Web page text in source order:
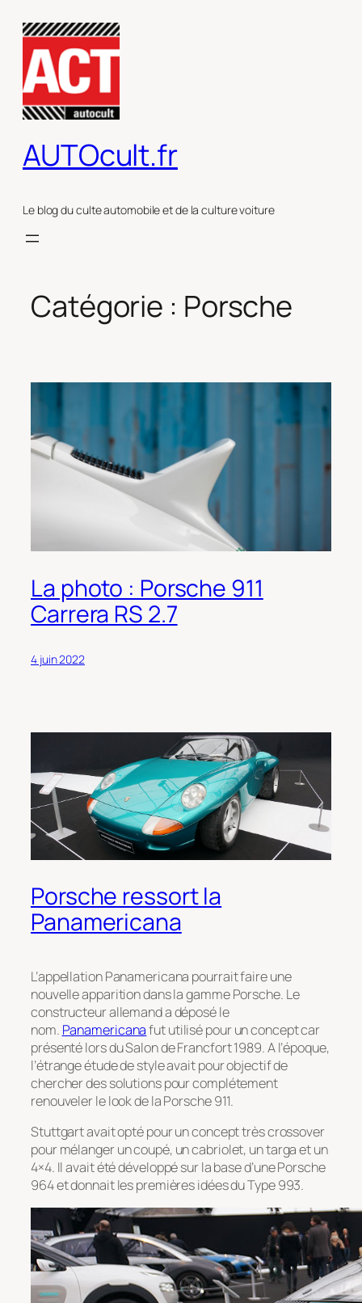
contenu
AUTOcult.fr
Le blog du culte automobile et de la culture voiture
Catégorie : Porsche
La photo : Porsche 911
Carrera RS 2.7
4 juin 2022
Porsche ressort la
Panamericana
L’appellation Panamericana pourrait faire une
nouvelle apparition dans la gamme Porsche. Le
constructeur allemand a déposé le
nom. Panamericanafut utilisé pour un concept car
présenté lors du Salon de Francfort 1989. A l’époque,
l’étrange étude de style avait pour objectif de
chercher des solutions pour complétement
renouveler le look de la Porsche 911.
Stuttgart avait opté pour un concept très crossover
pour mélanger un coupé, un cabriolet, un targa et un
4×4. Il avait été développé sur la base d’une Porsche
964 et donnait les premières idées du Type 993.